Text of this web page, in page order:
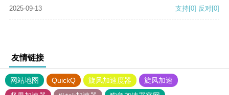
2025-09-13 支持[0] 反对[0]
友情链接
网站地图 QuickQ 旋风加速度器
旋风加速